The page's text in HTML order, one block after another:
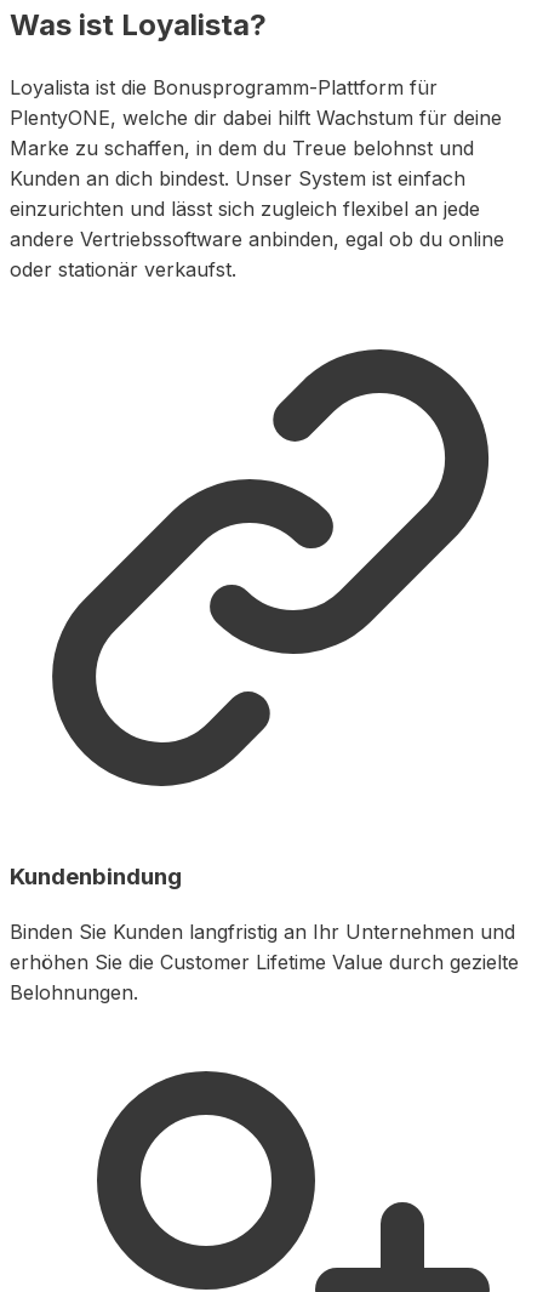
Was ist Loyalista?
Loyalista ist die Bonusprogramm-Plattform für
PlentyONE, welche dir dabei hilft Wachstum für deine
Marke zu schaffen, in dem du Treue belohnst und
Kunden an dich bindest. Unser System ist einfach
einzurichten und lässt sich zugleich flexibel an jede
andere Vertriebssoftware anbinden, egal ob du online
oder stationär verkaufst.
Kundenbindung
Binden Sie Kunden langfristig an Ihr Unternehmen und
erhöhen Sie die Customer Lifetime Value durch gezielte
Belohnungen.